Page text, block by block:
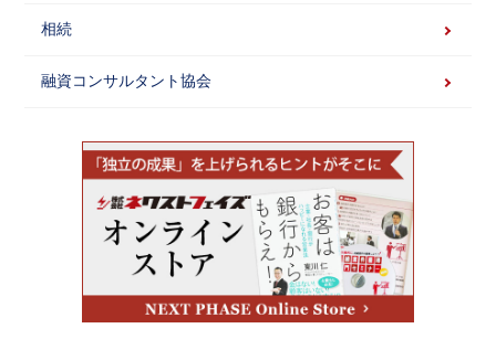
相続
融資コンサルタント協会